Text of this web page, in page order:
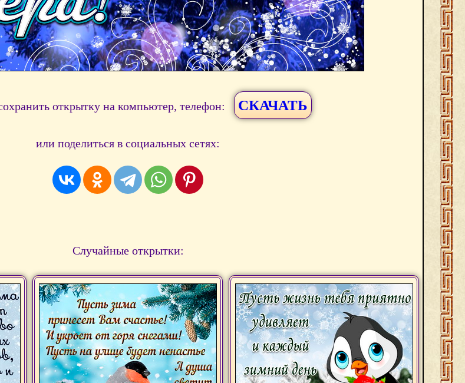
открытку на компьютер, телефон: СКАЧАТЬ
или поделиться в социальных сетях:
Случайные открытки: